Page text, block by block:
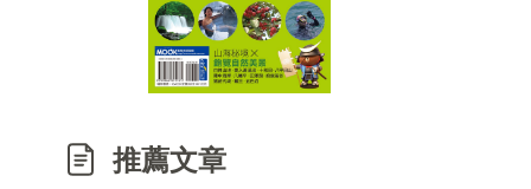
推薦文章